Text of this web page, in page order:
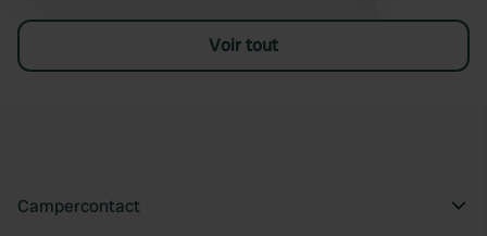
Voir tout
Campercontact